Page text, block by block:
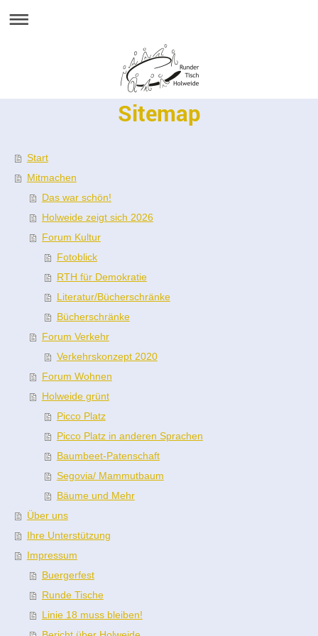
Sitemap
Start
Mitmachen
Das war schön!
Holweide zeigt sich 2026
Forum Kultur
Fotoblick
RTH für Demokratie
Literatur/Bücherschränke
Bücherschränke
Forum Verkehr
Verkehrskonzept 2020
Forum Wohnen
Holweide grünt
Picco Platz
Picco Platz in anderen Sprachen
Baumbeet-Patenschaft
Segovia/ Mammutbaum
Bäume und Mehr
Über uns
Ihre Unterstützung
Impressum
Buergerfest
Runde Tische
Linie 18 muss bleiben!